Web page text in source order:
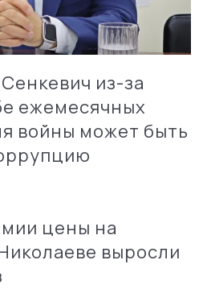
из-за
ежемесячных
войны может быть
цены на
выросли